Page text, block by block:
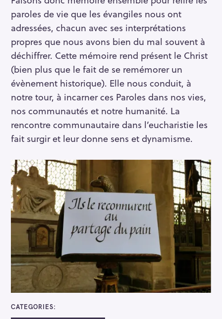
paroles de vie que les évangiles nous ont
adressées, chacun avec ses interprétations
propres que nous avons bien du mal souvent à
déchiffrer. Cette mémoire rend présent le Christ
(bien plus que le fait de se remémorer un
évènement historique). Elle nous conduit, à
notre tour, à incarner ces Paroles dans nos vies,
nos communautés et notre humanité. La
rencontre communautaire dans l’eucharistie les
fait surgir et leur donne sens et dynamisme.
CATEGORIES